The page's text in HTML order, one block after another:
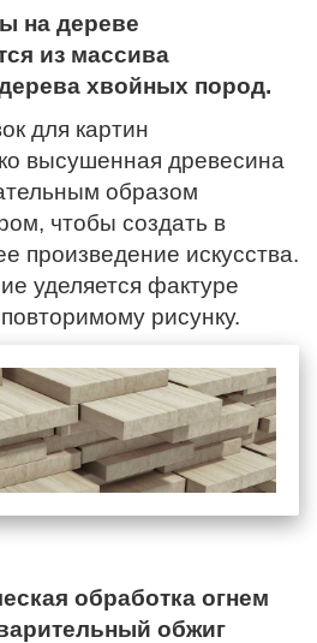
на дереве
из массива
хвойных пород.
для картин
высушенная древесина
образом
чтобы создать в
произведение искусства.
уделяется фактуре
рисунку.
обработка огнем
обжиг